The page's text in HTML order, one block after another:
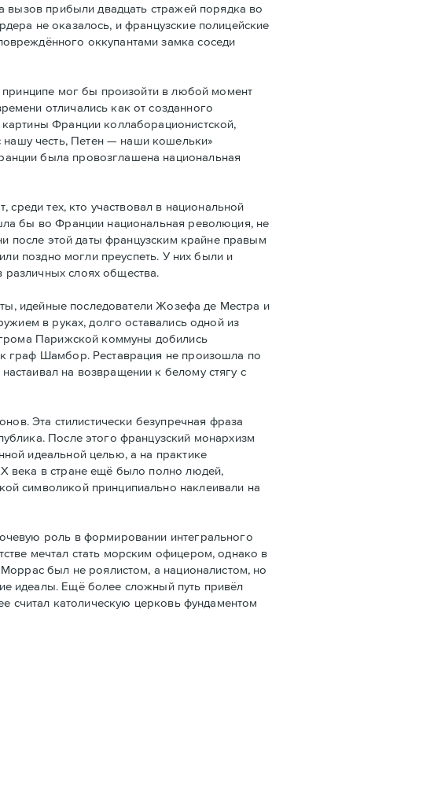
вызов прибыли двадцать стражей порядка во
не оказалось, и французские полицейские
оккупантами замка соседи
мог бы произойти в любой момент
отличались как от созданного
Франции коллаборационистской,
честь, Петен — наши кошельки»
была провозглашена национальная
тех, кто участвовал в национальной
бы во Франции национальная революция, не
после этой даты французским крайне правым
поздно могли преуспеть. У них были и
слоях общества.
идейные последователи Жозефа де Местра и
в руках, долго оставались одной из
Парижской коммуны добились
граф Шамбор. Реставрация не произошла по
на возвращении к белому стягу с
Эта стилистически безупречная фраза
После этого французский монархизм
идеальной целью, а на практике
века в стране ещё было полно людей,
символикой принципиально наклеивали на
роль в формировании интегрального
мечтал стать морским офицером, однако в
был не роялистом, а националистом, но
идеалы. Ещё более сложный путь привёл
считал католическую церковь фундаментом